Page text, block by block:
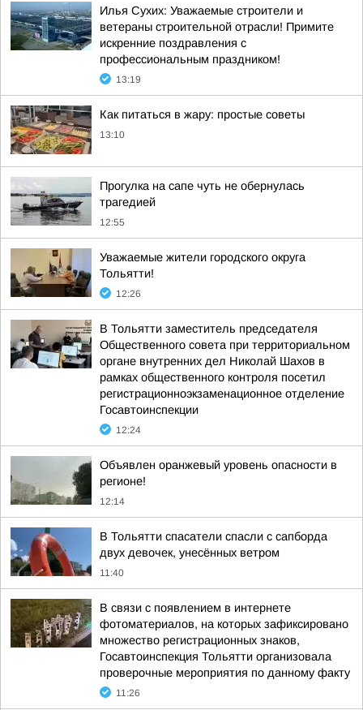
Илья Сухих: Уважаемые строители и
ветераны строительной отрасли! Примите
искренние поздравления с
профессиональным праздником!
13:19
Как питаться в жару: простые советы
13:10
Прогулка на сапе чуть не обернулась
трагедией
12:55
Уважаемые жители городского округа
Тольятти!
12:26
В Тольятти заместитель председателя
Общественного совета при территориальном
органе внутренних дел Николай Шахов в
рамках общественного контроля посетил
регистрационноэкзаменационное отделение
Госавтоинспекции
12:24
Объявлен оранжевый уровень опасности в
регионе!
12:14
В Тольятти спасатели спасли с сапборда
двух девочек, унесённых ветром
11:40
В связи с появлением в интернете
фотоматериалов, на которых зафиксировано
множество регистрационных знаков,
Госавтоинспекция Тольятти организовала
проверочные мероприятия по данному факту
11:26